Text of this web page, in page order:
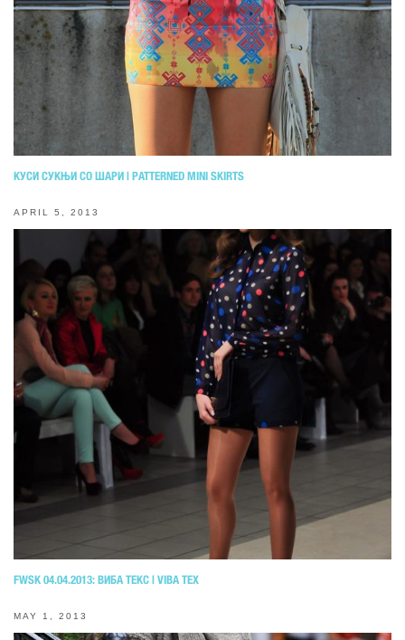
КУСИ СУКЊИ СО ШАРИ | PATTERNED MINI SKIRTS
APRIL 5, 2013
FWSK 04.04.2013: ВИБА ТЕКС | VIBA TEX
MAY 1, 2013